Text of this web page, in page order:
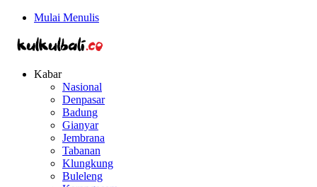
Mulai Menulis
Kabar
Nasional
Denpasar
Badung
Gianyar
Jembrana
Tabanan
Klungkung
Buleleng